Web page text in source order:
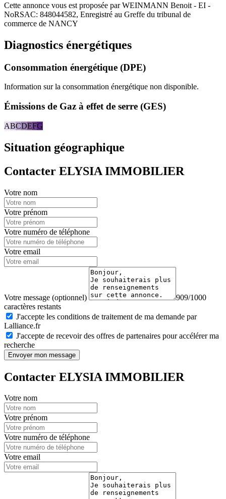
Cette annonce vous est proposée par WEINMANN Benoit - EI -
NoRSAC: 848044582, Enregistré au Greffe du tribunal de
commerce de NANCY
Diagnostics énergétiques
Consommation énergétique (DPE)
Information sur la consommation énergétique non disponible.
Émissions de Gaz à effet de serre (GES)
ABCDEFG
Situation géographique
Contacter ELYSIA IMMOBILIER
Votre nom
Votre prénom
Votre numéro de téléphone
Votre email
Votre message (optionnel)
909/1000
caractères restants
J'accepte les conditions de traitement de ma demande par
Lalliance.fr
J'accepte de recevoir des offres de partenaires pour accélérer ma
recherche
Envoyer mon message
Contacter ELYSIA IMMOBILIER
Votre nom
Votre prénom
Votre numéro de téléphone
Votre email